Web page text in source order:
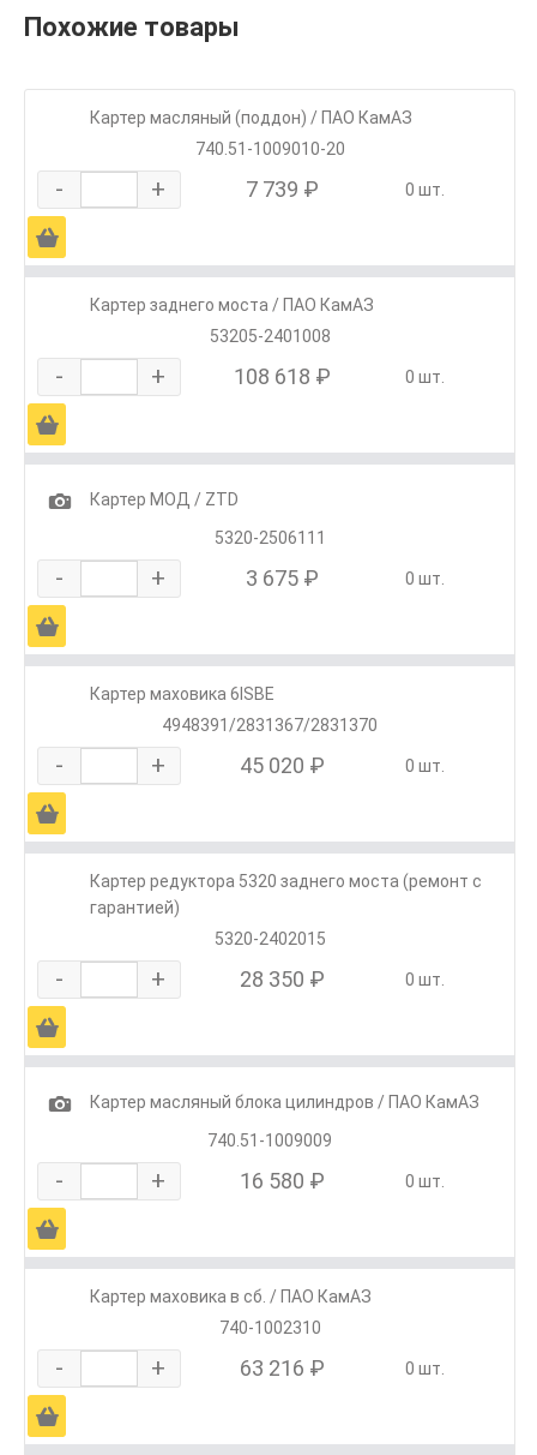
Похожие товары
Картер масляный (поддон) / ПАО КамАЗ
740.51-1009010-20
- + 7 739 ₽ 0 шт.
Ä
Картер заднего моста / ПАО КамАЗ
53205-2401008
- + 108 618 ₽ 0 шт.
Ä
1
Картер МОД / ZTD
5320-2506111
- + 3 675 ₽ 0 шт.
Ä
Картер маховика 6ISBE
4948391/2831367/2831370
- + 45 020 ₽ 0 шт.
Ä
Картер редуктора 5320 заднего моста (ремонт с
гарантией)
5320-2402015
- + 28 350 ₽ 0 шт.
Ä
1
Картер масляный блока цилиндров / ПАО КамАЗ
740.51-1009009
- + 16 580 ₽ 0 шт.
Ä
Картер маховика в сб. / ПАО КамАЗ
740-1002310
- + 63 216 ₽ 0 шт.
Ä